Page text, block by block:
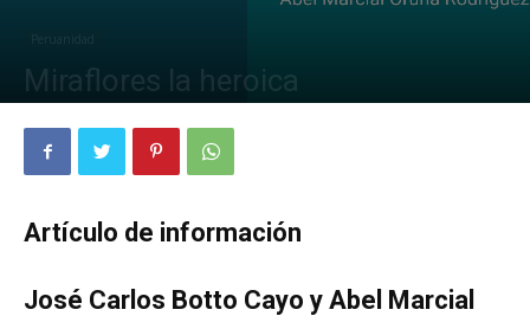
Miraflores la heroica
Artículo de información
José Carlos Botto Cayo y Abel Marcial